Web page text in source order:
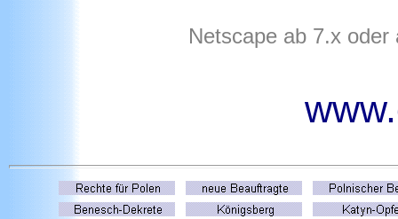
Netscape ab 7.x